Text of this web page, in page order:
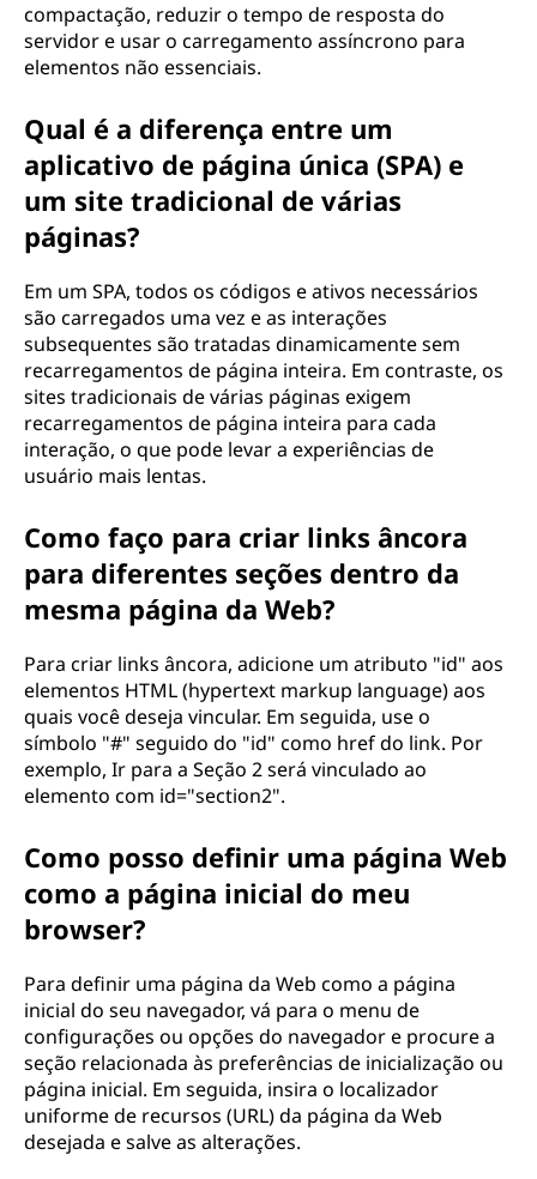
compactação, reduzir o tempo de resposta do
servidor e usar o carregamento assíncrono para
elementos não essenciais.
Qual é a diferença entre um
aplicativo de página única (SPA) e
um site tradicional de várias
páginas?
Em um SPA, todos os códigos e ativos necessários
são carregados uma vez e as interações
subsequentes são tratadas dinamicamente sem
recarregamentos de página inteira. Em contraste, os
sites tradicionais de várias páginas exigem
recarregamentos de página inteira para cada
interação, o que pode levar a experiências de
usuário mais lentas.
Como faço para criar links âncora
para diferentes seções dentro da
mesma página da Web?
Para criar links âncora, adicione um atributo "id" aos
elementos HTML (hypertext markup language) aos
quais você deseja vincular. Em seguida, use o
símbolo "#" seguido do "id" como href do link. Por
exemplo, Ir para a Seção 2 será vinculado ao
elemento com id="section2".
Como posso definir uma página Web
como a página inicial do meu
browser?
Para definir uma página da Web como a página
inicial do seu navegador, vá para o menu de
configurações ou opções do navegador e procure a
seção relacionada às preferências de inicialização ou
página inicial. Em seguida, insira o localizador
uniforme de recursos (URL) da página da Web
desejada e salve as alterações.